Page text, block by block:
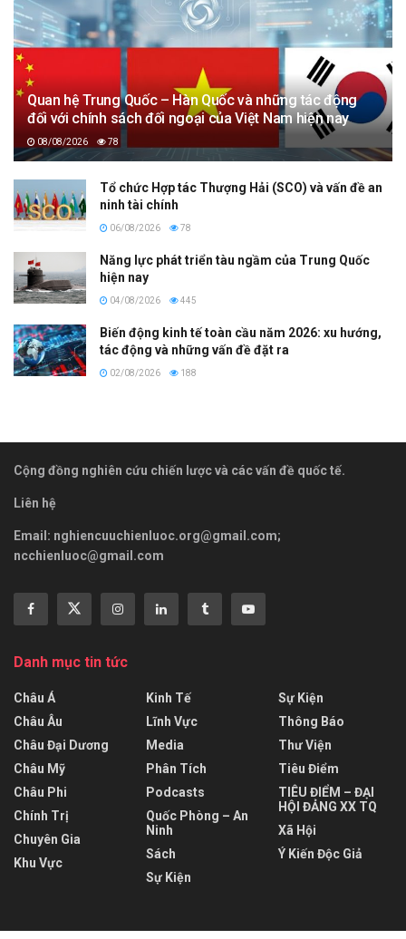
Quan hệ Trung Quốc – Hàn Quốc và những tác động
đối với chính sách đối ngoại của Việt Nam hiện nay
08/08/2026 78
Tổ chức Hợp tác Thượng Hải (SCO) và vấn đề an
ninh tài chính
06/08/2026 78
Năng lực phát triển tàu ngầm của Trung Quốc
hiện nay
04/08/2026 445
Biến động kinh tế toàn cầu năm 2026: xu hướng,
tác động và những vấn đề đặt ra
02/08/2026 188
Cộng đồng nghiên cứu chiến lược và các vấn đề quốc tế.
Liên hệ
Email: nghiencuuchienluoc.org@gmail.com;
ncchienluoc@gmail.com
Danh mục tin tức
Châu Á
Châu Âu
Châu Đại Dương
Châu Mỹ
Châu Phi
Chính Trị
Chuyên Gia
Khu Vực
Kinh Tế
Lĩnh Vực
Media
Phân Tích
Podcasts
Quốc Phòng – An
Ninh
Sách
Sự Kiện
Sự Kiện
Thông Báo
Thư Viện
Tiêu Điểm
TIÊU ĐIỂM – ĐẠI
HỘI ĐẢNG XX TQ
Xã Hội
Ý Kiến Độc Giả